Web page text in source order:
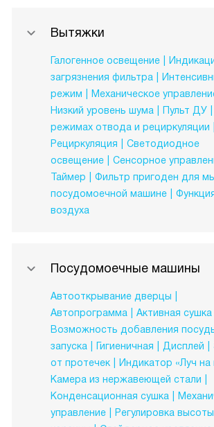
Вытяжки
Галогенное освещение
загрязнения фильтра
режим
Механическое
Низкий уровень шума
Пульт ДУ
режимах отвода и рециркуляции
Рециркуляция
Светодиодное
освещение
Сенсорное
Таймер
Фильтр пригоден для
посудомоечной машине
воздуха
Посудомоечные машины
Автооткрывание дверцы
Автопрограмма
Активная сушка
Возможность добавления
запуска
Гигиеничная Дисплей
от протечек
Индикатор «Луч на
Камера из нержавеющей стали
Конденсационная сушка
управление
Регулировка